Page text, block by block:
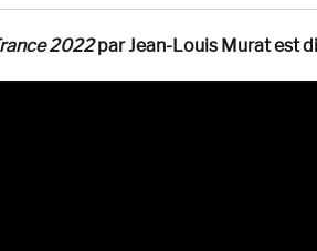
2022par Jean-Louis Murat est